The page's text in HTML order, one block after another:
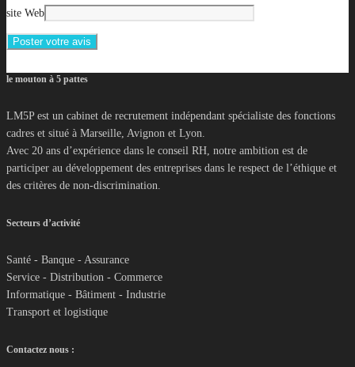
site Web
le mouton à 5 pattes
LM5P est un cabinet de recrutement indépendant spécialiste des fonctions
cadres et situé à Marseille, Avignon et Lyon.
Avec 20 ans d’expérience dans le conseil RH, notre ambition est de
participer au développement des entreprises dans le respect de l’éthique et
des critères de non-discrimination.
Secteurs d’activité
Santé - Banque - Assurance
Service - Distribution - Commerce
Informatique - Bâtiment - Industrie
Transport et logistique
Contactez nous :